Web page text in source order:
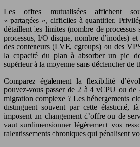
Les offres mutualisées affichent
« partagées », difficiles à quantifier.
détaillent les limites (nombre de processus
processus, I/O disque, nombre d’inodes)
des conteneurs (LVE, cgroups) ou des
la capacité du plan à absorber un pic
supérieur à la moyenne sans déclencher de
Comparez également la flexibilité
pouvez-vous passer de 2 à 4 vCPU ou
migration complexe ? Les hébergements
distinguent souvent par cette élasticité,
imposent un changement d’offre ou de
vaut surdimensionner légèrement vos
ralentissements chroniques qui pénalisent